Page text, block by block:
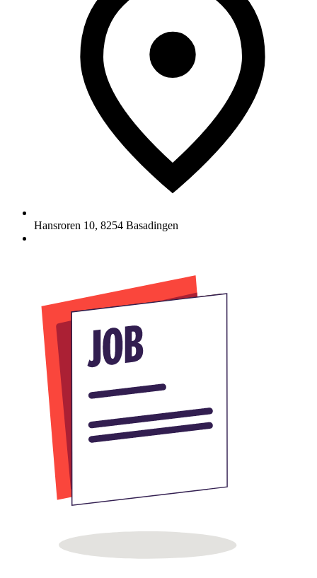
Hansroren 10, 8254 Basadingen